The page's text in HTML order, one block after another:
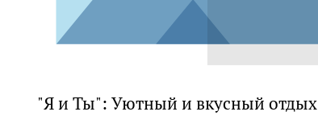
"Я и Ты": Уютный и вкусный отдых